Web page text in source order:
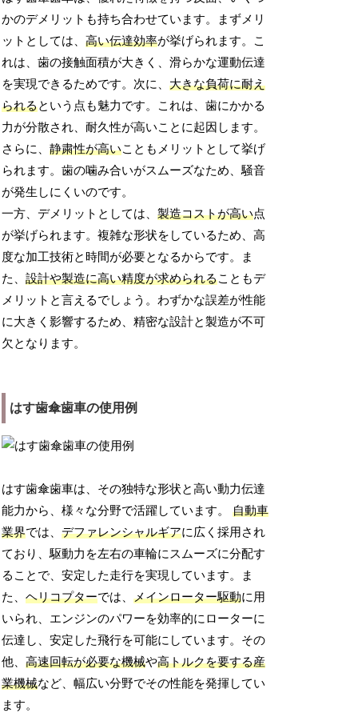
かのデメリットも持ち合わせています。まずメリ
ットとしては、高い伝達効率が挙げられます。こ
れは、歯の接触面積が大きく、滑らかな運動伝達
を実現できるためです。次に、大きな負荷に耐え
られるという点も魅力です。これは、歯にかかる
力が分散され、耐久性が高いことに起因します。
さらに、静粛性が高いこともメリットとして挙げ
られます。歯の噛み合いがスムーズなため、騒音
が発生しにくいのです。
一方、デメリットとしては、製造コストが高い点
が挙げられます。複雑な形状をしているため、高
度な加工技術と時間が必要となるからです。ま
た、設計や製造に高い精度が求められることもデ
メリットと言えるでしょう。わずかな誤差が性能
に大きく影響するため、精密な設計と製造が不可
欠となります。
はす歯傘歯車の使用例
はす歯傘歯車は、その独特な形状と高い動力伝達
能力から、様々な分野で活躍しています。自動車
業界では、デファレンシャルギアに広く採用され
ており、駆動力を左右の車輪にスムーズに分配す
ることで、安定した走行を実現しています。ま
た、ヘリコプターでは、メインローター駆動に用
いられ、エンジンのパワーを効率的にローターに
伝達し、安定した飛行を可能にしています。その
他、高速回転が必要な機械や高トルクを要する産
業機械など、幅広い分野でその性能を発揮してい
ます。